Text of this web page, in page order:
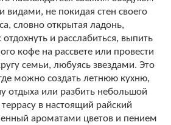
не покидая стен своего
словно открытая ладонь,
отдохнуть и расслабиться, выпить
кофе на рассвете или провести
семьи, любуясь звездами. Это
можно создать летнюю кухню,
отдыха или разбить небольшой
в настоящий райский
ароматами цветов и пением